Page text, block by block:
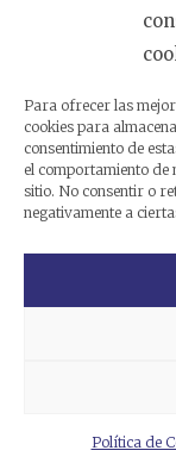
Para ofrecer las
cookies para
consentimiento de
el comportamiento de
sitio. No consentir o
negativamente a
Política de